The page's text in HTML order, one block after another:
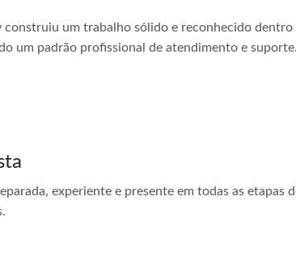
construiu um trabalho sólido e reconhecido
um padrão profissional de atendimento e suporte.
experiente e presente em todas as etapas